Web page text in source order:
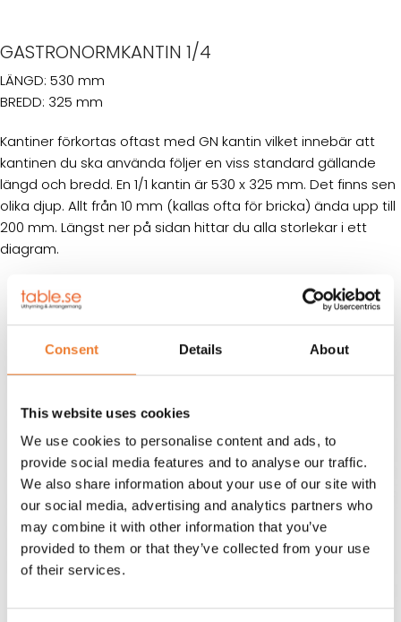
Consent Details About
This website uses cookies
We use cookies to personalise content and ads, to
provide social media features and to analyse our traffic.
We also share information about your use of our site with
our social media, advertising and analytics partners who
may combine it with other information that you’ve
provided to them or that they’ve collected from your use
of their services.
GASTRONORMKANTIN 1/4
LÄNGD: 530 mm
BREDD: 325 mm
Kantiner förkortas oftast med GN kantin vilket innebär att
kantinen du ska använda följer en viss standard gällande
längd och bredd. En 1/1 kantin är 530 x 325 mm. Det finns sen
olika djup. Allt från 10 mm (kallas ofta för bricka) ända upp till
200 mm. Längst ner på sidan hittar du alla storlekar i ett
diagram.